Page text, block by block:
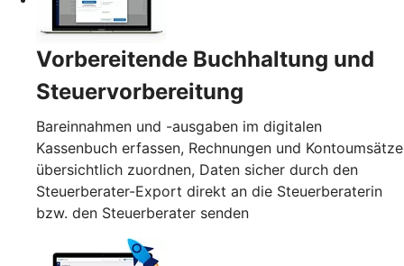
Vorbereitende Buchhaltung und
Steuervorbereitung
Bareinnahmen und -ausgaben im digitalen
Kassenbuch erfassen, Rechnungen und Kontoumsätze
übersichtlich zuordnen, Daten sicher durch den
Steuerberater-Export direkt an die Steuerberaterin
bzw. den Steuerberater senden